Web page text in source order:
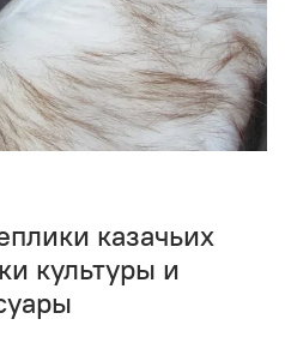
казачьих
культуры и